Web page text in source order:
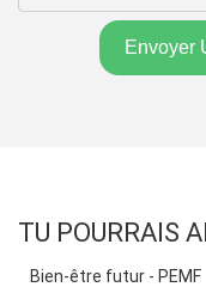
Envoyer
TU POURRAIS
Bien-être futur - PEMF